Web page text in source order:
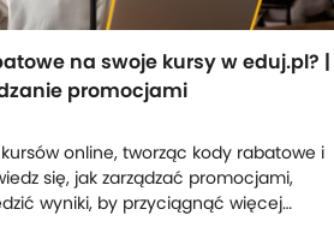
na swoje kursy w eduj.pl? |
promocjami
online, tworząc kody rabatowe i
się, jak zarządzać promocjami,
wyniki, by przyciągnąć więcej